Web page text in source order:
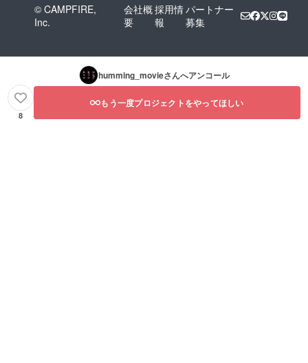
© CAMPFIRE,
Inc.
会社概
要
採用情
報
パートナー
募集
humming_movieさんへアンコール
8
もう一度プロジェクトをやってほしい